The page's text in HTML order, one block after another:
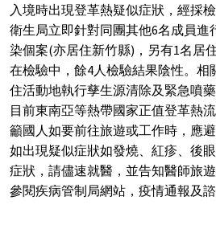
入境時出現登革熱疑似症狀，經採
衛生局立即針對同團其他6名成員進
染個案(亦居住新竹縣)，另有1名居
在檢驗中，餘4人檢驗結果陰性。相
住活動地執行孳生源清除及緊急噴藥
目前東南亞等熱帶國家正值登革熱
籲國人如要前往旅遊或工作時，應
如出現疑似症狀如發燒、紅疹、後
症狀，請儘速就醫，並告知醫師旅
參閱疾病管制局網站，疫情通報及諮